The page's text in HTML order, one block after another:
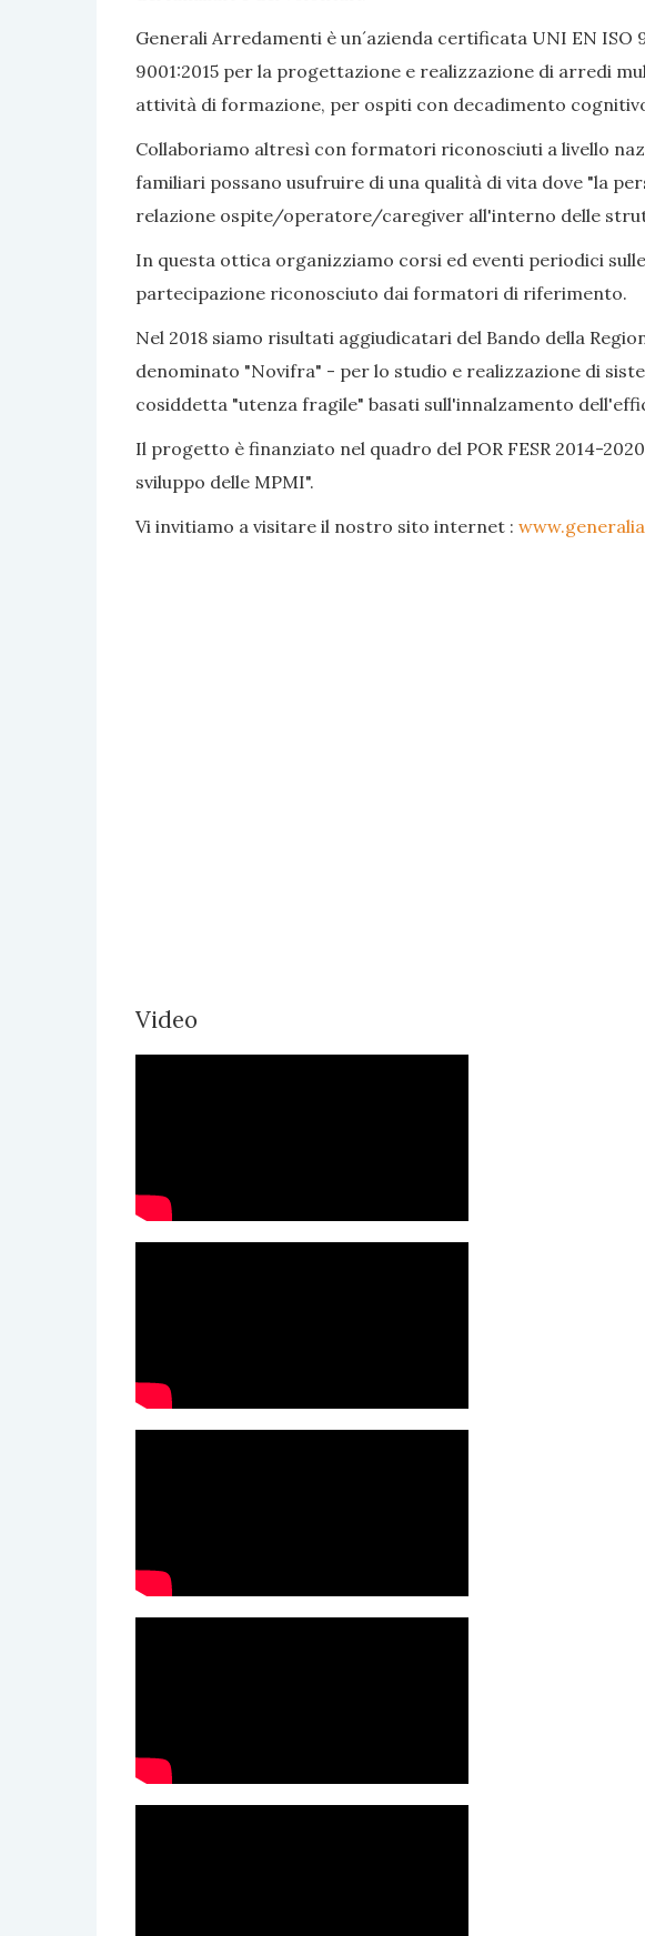
Generali Arredamenti è un´azienda certificata UNI EN ISO
9001:2015 per la progettazione e realizzazione di arredi
attività di formazione, per ospiti con decadimento
Collaboriamo altresì con formatori riconosciuti a livello
familiari possano usufruire di una qualità di vita dove "la
relazione ospite/operatore/caregiver all'interno delle
In questa ottica organizziamo corsi ed eventi periodici
partecipazione riconosciuto dai formatori di riferimento.
Nel 2018 siamo risultati aggiudicatari del Bando della
denominato "Novifra" - per lo studio e realizzazione di
cosiddetta "utenza fragile" basati sull'innalzamento
Il progetto è finanziato nel quadro del POR FESR 2014-
sviluppo delle MPMI".
Vi invitiamo a visitare il nostro sito internet :
Video